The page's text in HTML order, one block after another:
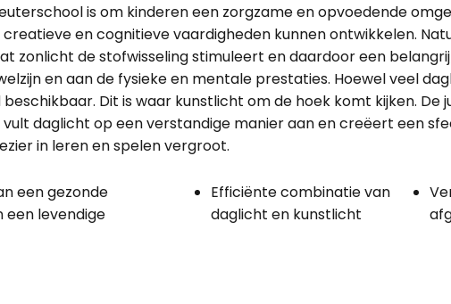
is om kinderen een zorgzame en opvoedende
en cognitieve vaardigheden kunnen ontwikkelen.
zonlicht de stofwisseling stimuleert en daardoor een
en aan de fysieke en mentale prestaties. Hoewel veel
Dit is waar kunstlicht om de hoek komt kijken. De
daglicht op een verstandige manier aan en creëert een
in leren en spelen vergroot.
een gezonde
een levendige
Efficiënte combinatie van
daglicht en kunstlicht